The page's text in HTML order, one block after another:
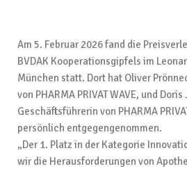
Am 5. Februar 2026 fand die
BVDAK Kooperationsgipfels im
München statt. Dort hat Oliver
von PHARMA PRIVAT WAVE, und
Geschäftsführerin von PHARMA
persönlich entgegengenommen.
„Der 1. Platz in der Kategorie
wir die Herausforderungen von